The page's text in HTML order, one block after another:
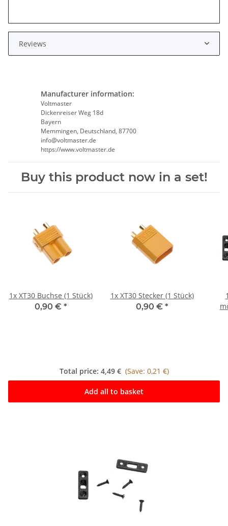
Reviews
Manufacturer information:
Voltmaster
Dickenreiser Weg 18d
Bayern
Memmingen, Deutschland, 87700
info@voltmaster.de
https://www.voltmaster.de
Buy this product now in a set!
1x XT30 Buchse (1 Stück)
0,90 € *
1x XT30 Stecker (1 Stück)
0,90 € *
Total price: 4,49 € (Save: 0,21 €)
Add all to basket